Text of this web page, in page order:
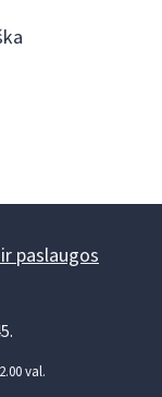
paslaugos
val.